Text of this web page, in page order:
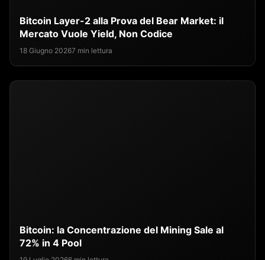
Bitcoin Layer-2 alla Prova del Bear Market: il
Mercato Vuole Yield, Non Codice
18 Giugno 20267 min lettura
Bitcoin: la Concentrazione del Mining Sale al
72% in 4 Pool